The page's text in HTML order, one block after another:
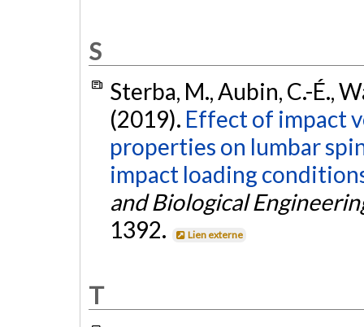
S
Sterba, M., Aubin, C.-É.,
(2019). Effect of impact
properties on lumbar
impact loading
and Biological
1392.
Lien externe
T